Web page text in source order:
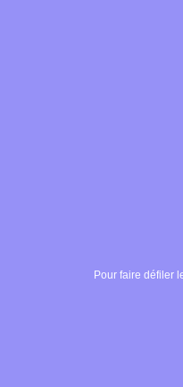
Pour faire défiler